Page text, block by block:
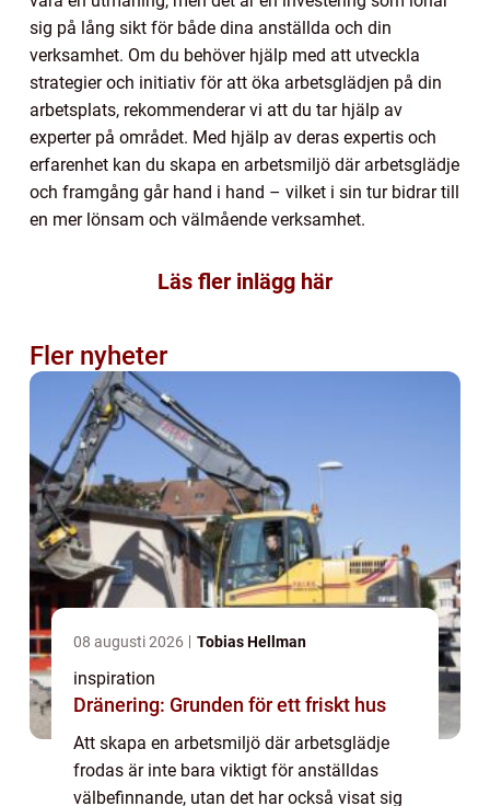
sig på lång sikt för både dina anställda och din
verksamhet. Om du behöver hjälp med att utveckla
strategier och initiativ för att öka arbetsglädjen på din
arbetsplats, rekommenderar vi att du tar hjälp av
experter på området. Med hjälp av deras expertis och
erfarenhet kan du skapa en arbetsmiljö där arbetsglädje
och framgång går hand i hand – vilket i sin tur bidrar till
en mer lönsam och välmående verksamhet.
Läs fler inlägg här
Fler nyheter
08 augusti 2026 Tobias Hellman
inspiration
Dränering: Grunden för ett friskt hus
Att skapa en arbetsmiljö där arbetsglädje
frodas är inte bara viktigt för anställdas
välbefinnande, utan det har också visat sig